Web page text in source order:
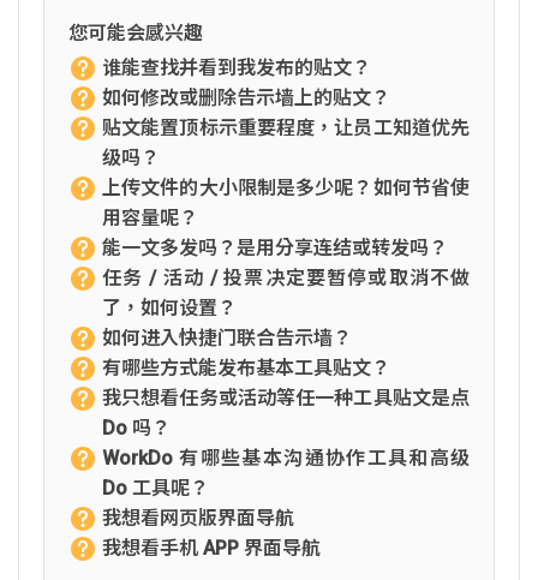
您可能会感兴趣
谁能查找并看到我发布的贴文？
如何修改或删除告示墙上的贴文？
贴文能置顶标示重要程度，让员工知道优先
级吗？
上传文件的大小限制是多少呢？如何节省使
用容量呢？
能一文多发吗？是用分享连结或转发吗？
任务 / 活动 / 投票决定要暂停或取消不做
了，如何设置？
如何进入快捷门联合告示墙？
有哪些方式能发布基本工具贴文？
我只想看任务或活动等任一种工具贴文是点
Do 吗？
WorkDo 有哪些基本沟通协作工具和高级
Do 工具呢？
我想看网页版界面导航
我想看手机 APP 界面导航